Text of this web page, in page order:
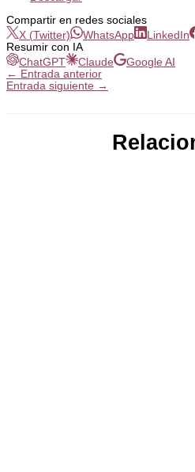
Compartir en redes sociales
X (Twitter)
WhatsApp LinkedIn
Resumir con IA
ChatGPT
Claude
Google AI
← Entrada anterior
Entrada siguiente →